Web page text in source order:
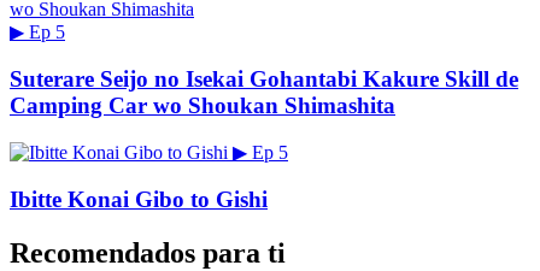
▶ Ep 5
Suterare Seijo no Isekai Gohantabi Kakure Skill de
Camping Car wo Shoukan Shimashita
▶ Ep 5
Ibitte Konai Gibo to Gishi
Recomendados para ti